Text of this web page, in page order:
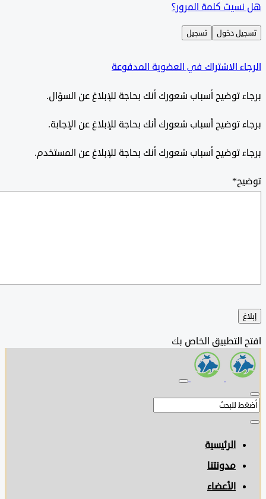
كلمة المرور؟
دخول تسجيل
الاشتراك في العضوية المدفوعة
توضيح أسباب شعورك أنك بحاجة للإبلاغ عن السؤال.
توضيح أسباب شعورك أنك بحاجة للإبلاغ عن الإجابة.
توضيح أسباب شعورك أنك بحاجة للإبلاغ عن المستخدم.
*
التطبيق الخاص بك
الرئيسية
مدونتنا
الأعضاء